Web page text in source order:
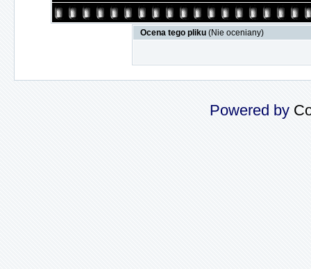
Ocena tego pliku (Nie oceniany)
Powered by